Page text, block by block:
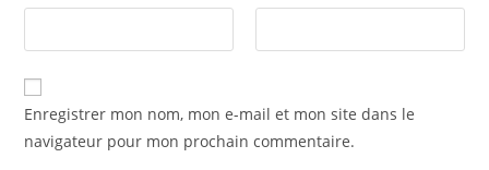
Enregistrer mon nom, mon e-mail et mon site dans le
navigateur pour mon prochain commentaire.